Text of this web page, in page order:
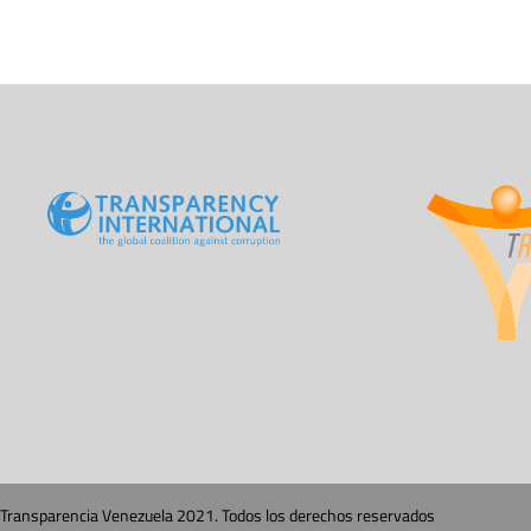
Transparencia Venezuela 2021. Todos los derechos reservados